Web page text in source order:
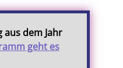
dem Jahr
geht es